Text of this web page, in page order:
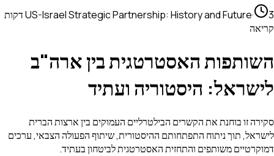
US-Israel Strategic Partnership: History and Future·
3 דקות
קריאה
השותפות האסטרטגית בין ארה"ב
לישראל: היסטוריה ועתיד
סקירה זו בוחנת את הקשרים הבילטרליים העמוקים בין ארצות הברית
לישראל, תוך ניתוח התפתחותם ההיסטורית, שיתוף הפעולה הצבאי, ערכים
דמוקרטיים משותפים והתחזית האסטרטגית לביטחון בעתיד.